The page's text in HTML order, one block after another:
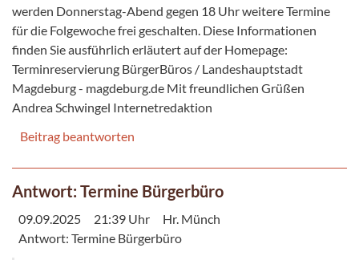
werden Donnerstag-Abend gegen 18 Uhr weitere Termine
für die Folgewoche frei geschalten. Diese Informationen
finden Sie ausführlich erläutert auf der Homepage:
Terminreservierung BürgerBüros / Landeshauptstadt
Magdeburg - magdeburg.de Mit freundlichen Grüßen
Andrea Schwingel Internetredaktion
Beitrag beantworten
Antwort: Termine Bürgerbüro
09.09.2025 21:39 Uhr
Hr. Münch
Antwort: Termine Bürgerbüro